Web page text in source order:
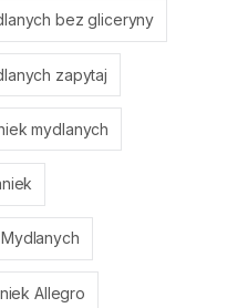
bez gliceryny
zapytaj
mydlanych
Allegro